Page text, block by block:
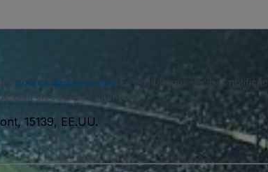
política de privacidad . Es posible que recibas
baja en cualquier momento.
15139, EE.UU.